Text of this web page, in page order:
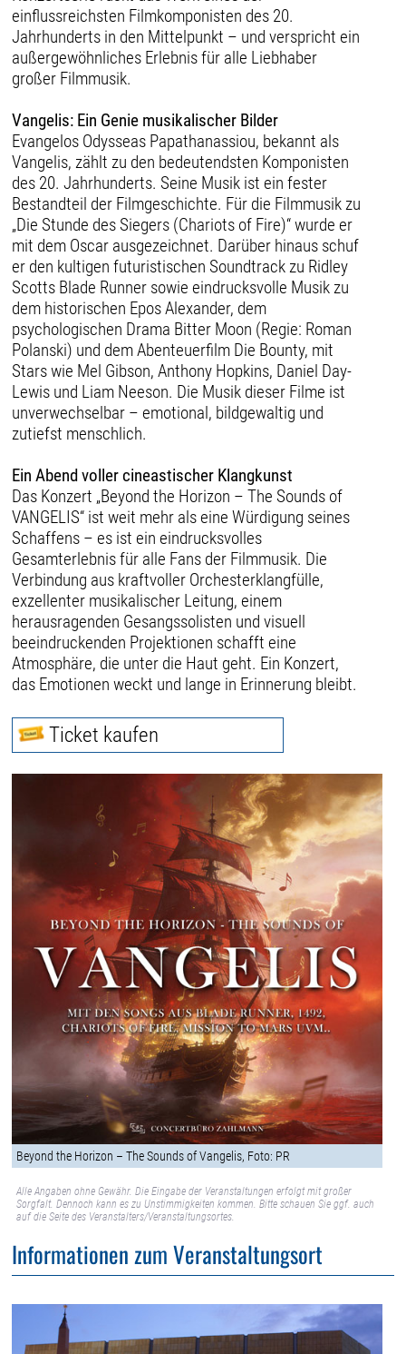
einflussreichsten Filmkomponisten des 20.
Jahrhunderts in den Mittelpunkt – und verspricht ein
außergewöhnliches Erlebnis für alle Liebhaber
großer Filmmusik.
Vangelis: Ein Genie musikalischer Bilder
Evangelos Odysseas Papathanassiou, bekannt als
Vangelis, zählt zu den bedeutendsten Komponisten
des 20. Jahrhunderts. Seine Musik ist ein fester
Bestandteil der Filmgeschichte. Für die Filmmusik zu
„Die Stunde des Siegers (Chariots of Fire)“ wurde er
mit dem Oscar ausgezeichnet. Darüber hinaus schuf
er den kultigen futuristischen Soundtrack zu Ridley
Scotts Blade Runner sowie eindrucksvolle Musik zu
dem historischen Epos Alexander, dem
psychologischen Drama Bitter Moon (Regie: Roman
Polanski) und dem Abenteuerfilm Die Bounty, mit
Stars wie Mel Gibson, Anthony Hopkins, Daniel Day-
Lewis und Liam Neeson. Die Musik dieser Filme ist
unverwechselbar – emotional, bildgewaltig und
zutiefst menschlich.
Ein Abend voller cineastischer Klangkunst
Das Konzert „Beyond the Horizon – The Sounds of
VANGELIS“ ist weit mehr als eine Würdigung seines
Schaffens – es ist ein eindrucksvolles
Gesamterlebnis für alle Fans der Filmmusik. Die
Verbindung aus kraftvoller Orchesterklangfülle,
exzellenter musikalischer Leitung, einem
herausragenden Gesangssolisten und visuell
beeindruckenden Projektionen schafft eine
Atmosphäre, die unter die Haut geht. Ein Konzert,
das Emotionen weckt und lange in Erinnerung bleibt.
Ticket kaufen
Beyond the Horizon – The Sounds of Vangelis, Foto: PR
Alle Angaben ohne Gewähr. Die Eingabe der Veranstaltungen erfolgt mit großer
Sorgfalt. Dennoch kann es zu Unstimmigkeiten kommen. Bitte schauen Sie ggf. auch
auf die Seite des Veranstalters/Veranstaltungsortes.
Informationen zum Veranstaltungsort